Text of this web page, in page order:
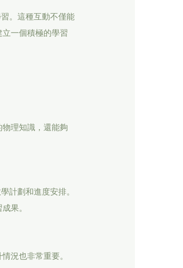
。這種互動不僅能
一個積極的學習
理知識，還能夠
計劃和進度安排。
果。
況也非常重要。